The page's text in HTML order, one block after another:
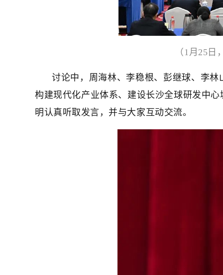
（1月25
讨论中，周海林、李稳根、彭继球、李
构建现代化产业体系、建设长沙全球研发中
明认真听取发言，并与大家互动交流。